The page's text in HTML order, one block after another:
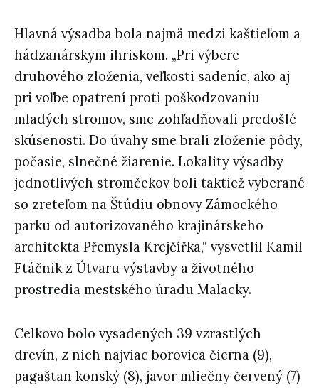
Hlavná výsadba bola najmä medzi kaštieľom a
hádzanárskym ihriskom. „Pri výbere
druhového zloženia, veľkosti sadeníc, ako aj
pri voľbe opatrení proti poškodzovaniu
mladých stromov, sme zohľadňovali predošlé
skúsenosti. Do úvahy sme brali zloženie pôdy,
počasie, slnečné žiarenie. Lokality výsadby
jednotlivých stromčekov boli taktiež vyberané
so zreteľom na Štúdiu obnovy Zámockého
parku od autorizovaného krajinárskeho
architekta Přemysla Krejčířka,“ vysvetlil Kamil
Ftáčnik z Útvaru výstavby a životného
prostredia mestského úradu Malacky.
Celkovo bolo vysadených 39 vzrastlých
drevín, z nich najviac borovica čierna (9),
pagaštan konský (8), javor mliečny červený (7)